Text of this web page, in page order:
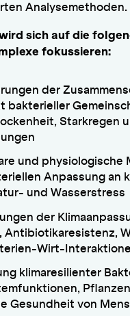
Analysemethoden.
sich auf die
fokussieren:
der
bakterieller
Starkregen
und physiologische
Anpassung an
und Wasserstress
der
Antibiotikaresistenz,
Wirt-
klimaresilienter
Gesundheit von